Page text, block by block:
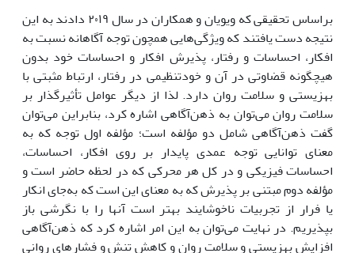
براساس تحقیقی که ویویان و همکاران در سال ۲۰۱۹ دادند به این
نتیجه دست ‌یافتند که ویژگی‌هایی همچون توجه آگاهانه نسبت به
افکار، احساسات و رفتار، پذیرش افکار و احساسات خود بدون
هیچگونه قضاوتی در آن و خودتنظیمی در رفتار، ارتباط مثبتی با
بهزیستی و سلامت روان دارد. لذا از دیگر عوامل تأثیرگذار بر
سلامت روان می‌توان به ذهن‌آگاهی اشاره کرد، بنابراین می‌توان
گفت ذهن‌آگاهی شامل دو مؤلفه است؛ مؤلفه اول توجه که به
معنای توانایی توجه عمدی پایدار بر روی افکار، احساسات،
احساسات فیزیکی و در کل هر محرکی که در لحظه حاضر است و
مؤلفه دوم مبتنی بر پذیرش که به معنای این است که به‌جای انکار
یا فرار از تجربیات ناخوشایند بهتر است آنها را با نگرشی باز
بپذیریم. در نهایت می‌توان به این امر اشاره کرد که ذهن‌آگاهی
افزایش بهزیستی و سلامت روان و کاهش تنش و فشارهای روانی